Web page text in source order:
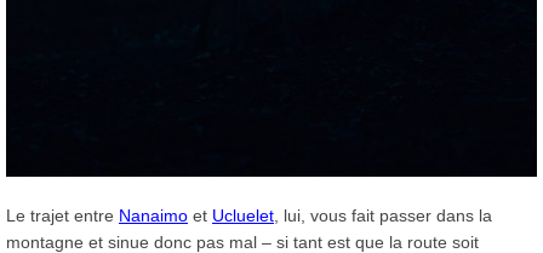
Le trajet entre Nanaimo et Ucluelet , lui, vous fait passer dans la
montagne et sinue donc pas mal – si tant est que la route soit